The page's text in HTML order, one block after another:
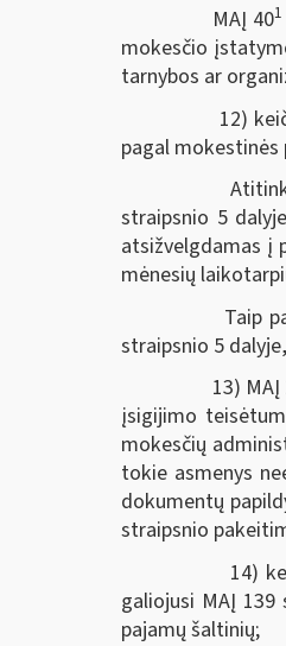
MAĮ 401
mokesčio
tarnybos ar
12)
pagal
straipsnio 5
atsižvelgdamas į
mėnesių
Taip pat
straipsnio 5
13) MAĮ
įsigijimo
mokesčių
tokie asmenys
dokumentų
straipsnio
14)
galiojusi MAĮ
pajamų šaltinių;